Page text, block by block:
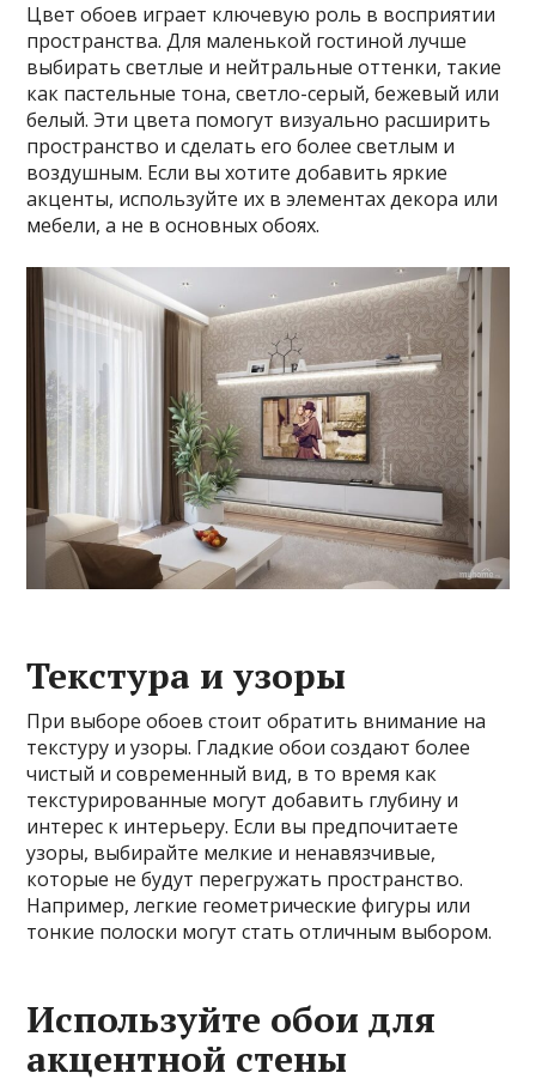
Цвет обоев играет ключевую роль в восприятии
пространства. Для маленькой гостиной лучше
выбирать светлые и нейтральные оттенки, такие
как пастельные тона, светло-серый, бежевый или
белый. Эти цвета помогут визуально расширить
пространство и сделать его более светлым и
воздушным. Если вы хотите добавить яркие
акценты, используйте их в элементах декора или
мебели, а не в основных обоях.
Текстура и узоры
При выборе обоев стоит обратить внимание на
текстуру и узоры. Гладкие обои создают более
чистый и современный вид, в то время как
текстурированные могут добавить глубину и
интерес к интерьеру. Если вы предпочитаете
узоры, выбирайте мелкие и ненавязчивые,
которые не будут перегружать пространство.
Например, легкие геометрические фигуры или
тонкие полоски могут стать отличным выбором.
Используйте обои для
акцентной стены